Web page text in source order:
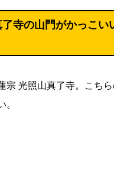
寺の山門がかっこい
宗 光照山真了寺。こち
。